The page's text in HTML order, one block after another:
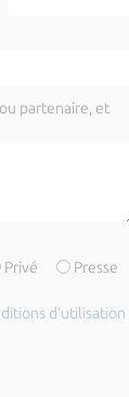
partenaire, et
Privé Presse
d’utilisation